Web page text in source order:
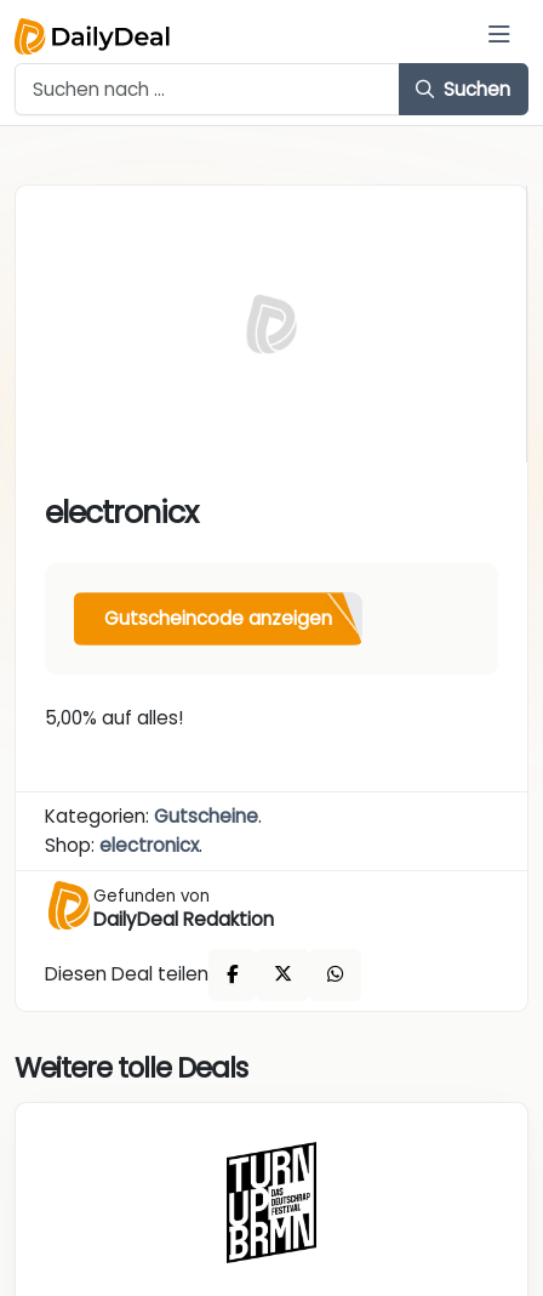
Suchen
electronicx
Gutscheincode anzeigen
5,00% auf alles!
Kategorien: Gutscheine.
Shop: electronicx.
Gefunden von
DailyDeal Redaktion
Diesen Deal teilen
Weitere tolle Deals